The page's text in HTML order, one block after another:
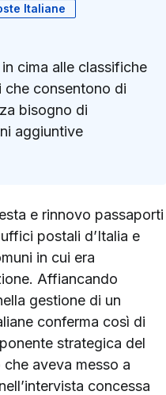
Italiane
cima alle classifiche
che consentono di
bisogno di
aggiuntive
e rinnovo passaporti
postali d’Italia e
in cui era
Affiancando
gestione di un
conferma così di
strategica del
che aveva messo a
concessa